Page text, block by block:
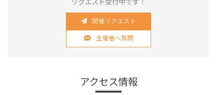
開催リクエスト
主催者へ質問
アクセス情報